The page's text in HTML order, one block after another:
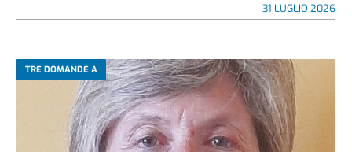
31 LUGLIO 2026
TRE DOMANDE A